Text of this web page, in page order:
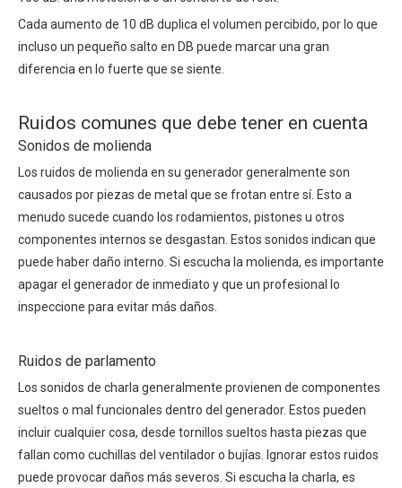
Cada aumento de 10 dB duplica el volumen percibido, por lo que
incluso un pequeño salto en DB puede marcar una gran
diferencia en lo fuerte que se siente.
Ruidos comunes que debe tener en cuenta
Sonidos de molienda
Los ruidos de molienda en su generador generalmente son
causados ​​por piezas de metal que se frotan entre sí. Esto a
menudo sucede cuando los rodamientos, pistones u otros
componentes internos se desgastan. Estos sonidos indican que
puede haber daño interno. Si escucha la molienda, es importante
apagar el generador de inmediato y que un profesional lo
inspeccione para evitar más daños.
Ruidos de parlamento
Los sonidos de charla generalmente provienen de componentes
sueltos o mal funcionales dentro del generador. Estos pueden
incluir cualquier cosa, desde tornillos sueltos hasta piezas que
fallan como cuchillas del ventilador o bujías. Ignorar estos ruidos
puede provocar daños más severos. Si escucha la charla, es